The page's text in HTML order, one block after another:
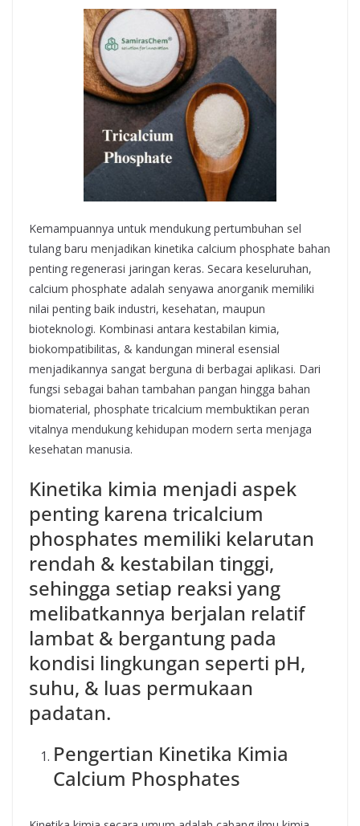
Kemampuannya untuk mendukung pertumbuhan sel
tulang baru menjadikan kinetika calcium phosphate bahan
penting regenerasi jaringan keras. Secara keseluruhan,
calcium phosphate adalah senyawa anorganik memiliki
nilai penting baik industri, kesehatan, maupun
bioteknologi. Kombinasi antara kestabilan kimia,
biokompatibilitas, & kandungan mineral esensial
menjadikannya sangat berguna di berbagai aplikasi. Dari
fungsi sebagai bahan tambahan pangan hingga bahan
biomaterial, phosphate tricalcium membuktikan peran
vitalnya mendukung kehidupan modern serta menjaga
kesehatan manusia.
Kinetika kimia menjadi aspek
penting karena tricalcium
phosphates memiliki kelarutan
rendah & kestabilan tinggi,
sehingga setiap reaksi yang
melibatkannya berjalan relatif
lambat & bergantung pada
kondisi lingkungan seperti pH,
suhu, & luas permukaan
padatan.
Pengertian Kinetika Kimia
Calcium Phosphates